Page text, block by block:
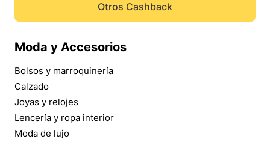
Otros Cashback
Moda y Accesorios
Bolsos y marroquinería
Calzado
Joyas y relojes
Lencería y ropa interior
Moda de lujo